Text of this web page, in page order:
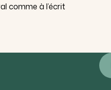
comme à l’écrit